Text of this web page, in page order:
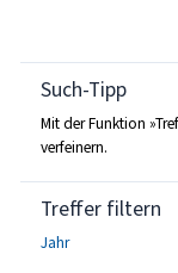
Such-Tipp
Mit der Funktion
verfeinern.
Treffer filtern
Jahr